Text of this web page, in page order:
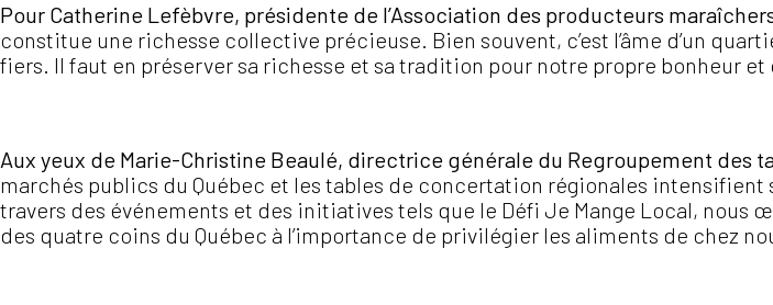
Pour Catherine Lefèbvre, présidente de l’Association des producteurs
constitue une richesse collective précieuse. Bien souvent, c’est l’âme d’un
fiers. Il faut en préserver sa richesse et sa tradition pour notre propre bonheur
Aux yeux de Marie-Christine Beaulé, directrice générale du Regroupement des
marchés publics du Québec et les tables de concertation régionales
travers des événements et des initiatives tels que le Défi Je Mange Local, nous
des quatre coins du Québec à l’importance de privilégier les aliments de chez